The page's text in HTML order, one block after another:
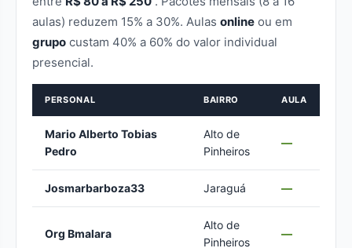
aulas) reduzem 15% a 30%. Aulas online ou em
grupo custam 40% a 60% do valor individual
presencial.
PERSONAL BAIRRO AULA
Mario Alberto Tobias
Pedro
Alto de
Pinheiros
—
Josmarbarboza33 Jaraguá —
Org Bmalara
Alto de
Pinheiros
—